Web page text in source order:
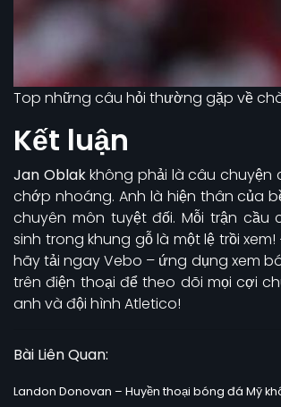
Top những câu hỏi thường gặp về
Kết luận
Jan Oblakkhông phải là câu chuyện
chớp nhoáng. Anh là hiện thân của
chuyên môn tuyệt đối. Mỗi trận cầu
sinh trong khung gỗ là một lệ trồi
hãy tải ngay Vebo – ứng dụng xem
trên điện thoại để theo dõi mọi cợi
anh và đội hình Atletico!
Bài Liên Quan:
Landon Donovan – Huyền thoại bóng đá Mỹ